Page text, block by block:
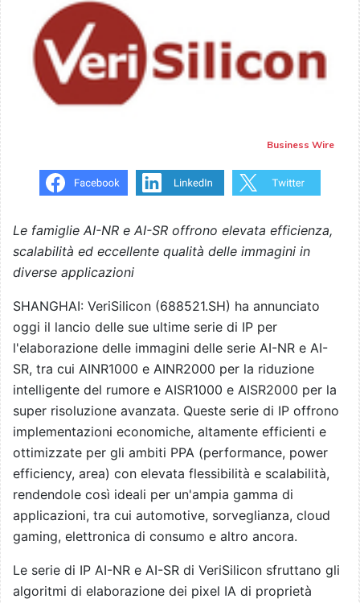
Business Wire
Le famiglie AI-NR e AI-SR offrono elevata efficienza,
scalabilità ed eccellente qualità delle immagini in
diverse applicazioni
SHANGHAI: VeriSilicon (688521.SH) ha annunciato
oggi il lancio delle sue ultime serie di IP per
l'elaborazione delle immagini delle serie AI-NR e AI-
SR, tra cui AINR1000 e AINR2000 per la riduzione
intelligente del rumore e AISR1000 e AISR2000 per la
super risoluzione avanzata. Queste serie di IP offrono
implementazioni economiche, altamente efficienti e
ottimizzate per gli ambiti PPA (performance, power
efficiency, area) con elevata flessibilità e scalabilità,
rendendole così ideali per un'ampia gamma di
applicazioni, tra cui automotive, sorveglianza, cloud
gaming, elettronica di consumo e altro ancora.
Le serie di IP AI-NR e AI-SR di VeriSilicon sfruttano gli
algoritmi di elaborazione dei pixel IA di proprietà